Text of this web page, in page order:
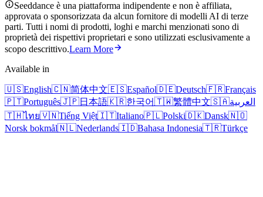
Seeddance è una piattaforma indipendente e non è affiliata,
approvata o sponsorizzata da alcun fornitore di modelli AI di terze
parti. Tutti i nomi di prodotti, loghi e marchi menzionati sono di
proprietà dei rispettivi proprietari e sono utilizzati esclusivamente a
scopo descrittivo.Learn More
Available in
🇺🇸English🇨🇳简体中文🇪🇸Español🇩🇪Deutsch🇫🇷Français
🇵🇹Português🇯🇵日本語🇰🇷한국어🇹🇼繁體中文🇸🇦العربية
🇹🇭ไทย🇻🇳Tiếng Việt🇮🇹Italiano🇵🇱Polski🇩🇰Dansk🇳🇴
Norsk bokmål🇳🇱Nederlands🇮🇩Bahasa Indonesia🇹🇷Türkçe